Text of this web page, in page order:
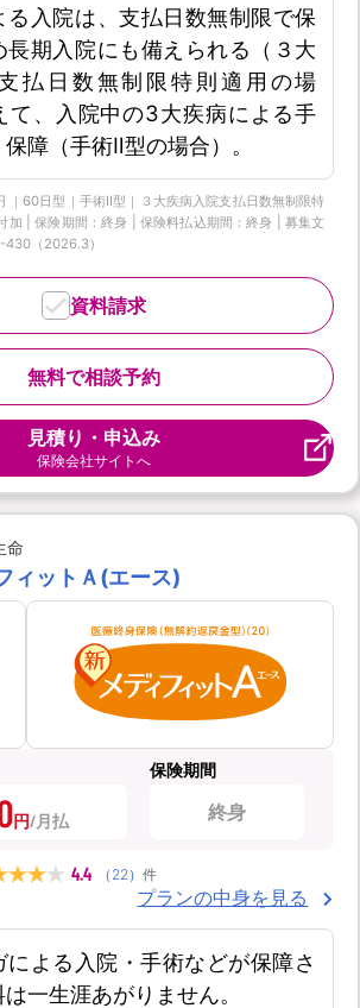
る入院は、支払日数無制限で保
長期入院にも備えられる（３大
払日数無制限特則適用の場
て、入院中の3大疾病による手
障（手術Ⅱ型の場合）。
｜60日型｜手術Ⅱ型｜３大疾病入院支払日数無制限特
加 | 保険期間：終身 | 保険料払込期間：終身 | 募集文
（2026.3）
無料で相談予約
資料請求
見積り・申込み
保険会社サイトへ
命
ィットＡ(エース)
円
保険期間
終身
4.4 （ 22） 件
プランの中身を見る
による入院・手術などが保障さ
一生涯あがりません。